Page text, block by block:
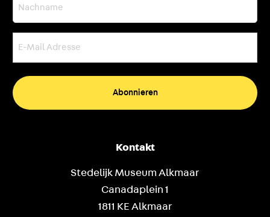
Adresse
(erforderlich)
Kontakt
Stedelijk Museum Alkmaar
Canadaplein 1
1811 KE Alkmaar